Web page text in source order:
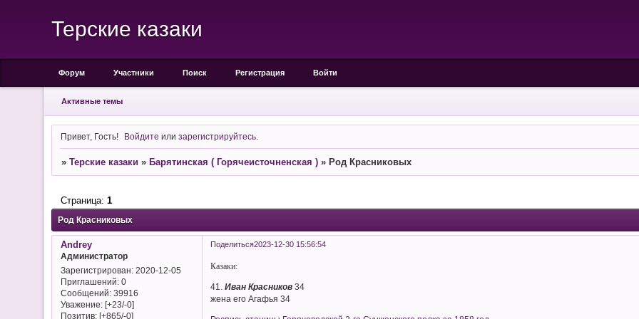
Терские казаки
Форум Участники Поиск Регистрация Войти
Активные темы
Привет, Гость! Войдите илизарегистрируйтесь
» Терские казаки » Барятинская ( Горячеисточненская ) » Род Красниковых
Род Красниковых
Страница: 1
Поделиться2023-12-30 15:56:54
Andrey
Администратор
Зарегистрирован: 2020-12-05
Приглашений:0
Сообщений:39916
Уважение: [+23/-0]
Позитив: [+865/-0]
Казаки:
41.Иван Красников 34
жена его Агафья 34